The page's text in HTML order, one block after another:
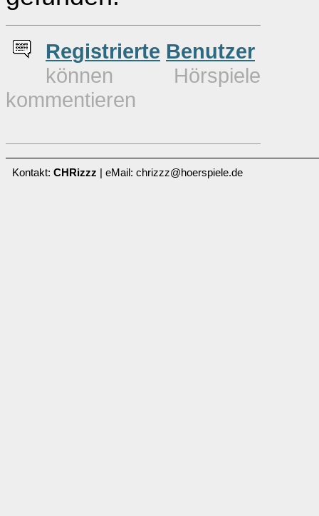
Registrierte Benutzer
können Hörspiele
kommentieren
Kontakt: CHRizzz | eMail: chrizzz@hoerspiele.de